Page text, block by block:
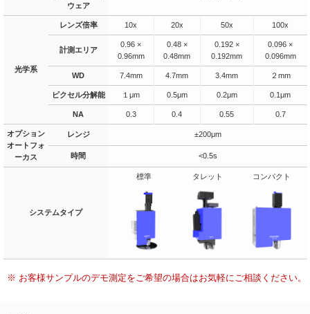
ウェア
光学系
レンズ倍率 10x 20x 50x 100x
計測エリア
0.96 ×
0.96mm
0.48 ×
0.48mm
0.192 ×
0.192mm
0.096 ×
0.096mm
WD 7.4mm 4.7mm 3.4mm ２mm
ピクセル分解能 １μm 0.5μm 0.2μm 0.1μm
NA 0.3 0.4 0.55 0.7
オプション
オートフォ
ーカス
レンジ ±200μm
時間 <0.5s
システムタイプ
標準 タレット コンパクト
※ お客様サンプルのデモ測定をご希望の場合はお気軽にご相談ください。